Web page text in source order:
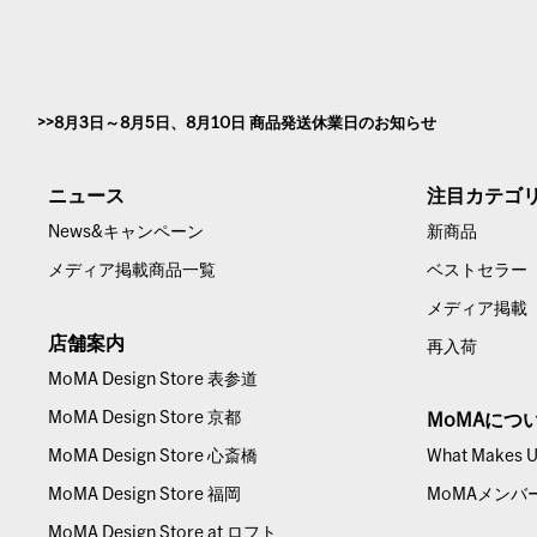
8月3日～8月5日、8月10日 商品発送休業日のお知らせ
ニュース
News&キャンペーン
メディア掲載商品一覧
店舗案内
MoMA Design Store 表参道
MoMA Design Store 京都
MoMA Design Store 心斎橋
MoMA Design Store 福岡
MoMA Design Store at ロフト
注目カテゴ
新商品
ベストセラー
メディア掲載
再入荷
MoMAにつ
What Makes
MoMAメンバ